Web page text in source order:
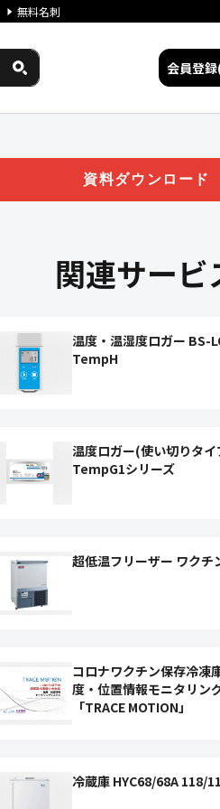
無料名刺
会員登
資料ダウンロード
関連サービ
温度・温湿度ロガー BS-
TempH
温度ロガー(使い切りタ
TempG1シリーズ
超低温フリーザー ワクチ
コロナワクチン保存冷凍
度・位置情報モニタリン
「TRACE MOTION」
冷蔵庫 HYC68/68A 118/